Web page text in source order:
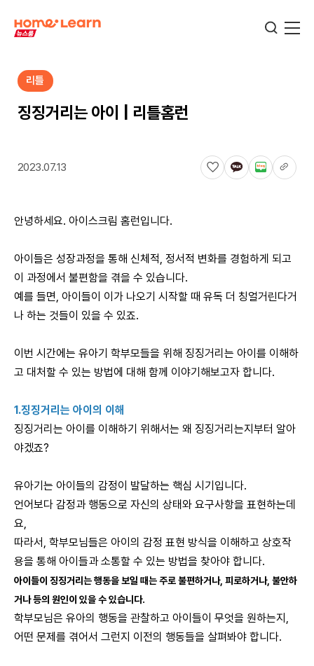
기업뉴스
학습정보
리틀
징징거리는 아이 | 리틀홈런
2023.07.13
안녕하세요. 아이스크림 홈런입니다.
아이들은 성장과정을 통해 신체적, 정서적 변화를 경험하게 되고
이 과정에서 불편함을 겪을 수 있습니다.
예를 들면, 아이들이 이가 나오기 시작할 때 유독 더 칭얼거린다거
나 하는 것들이 있을 수 있죠.
이번 시간에는 유아기 학부모들을 위해 징징거리는 아이를 이해하
고 대처할 수 있는 방법에 대해 함께 이야기해보고자 합니다.
1.징징거리는 아이의 이해
징징거리는 아이를 이해하기 위해서는 왜 징징거리는지부터 알아
야겠죠?
유아기는 아이들의 감정이 발달하는 핵심 시기입니다.
언어보다 감정과 행동으로 자신의 상태와 요구사항을 표현하는데
요,
따라서, 학부모님들은 아이의 감정 표현 방식을 이해하고 상호작
용을 통해 아이들과 소통할 수 있는 방법을 찾아야 합니다.
아이들이 징징거리는 행동을 보일 때는 주로 불편하거나, 피로하거나, 불안하
거나 등의 원인이 있을 수 있습니다.
학부모님은 유아의 행동을 관찰하고 아이들이 무엇을 원하는지,
어떤 문제를 겪어서 그런지 이전의 행동들을 살펴봐야 합니다.